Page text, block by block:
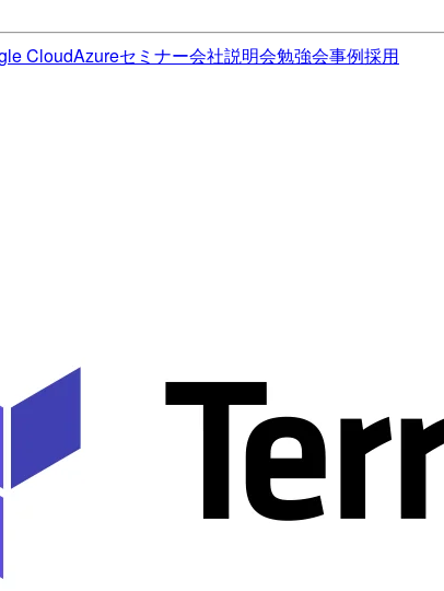
CloudAzureセミナー会社説明会勉強会事例採用